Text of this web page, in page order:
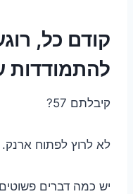
קודם כל,
להתמודדות
קיבלתם 57?
לא לרוץ לפתוח ארנק.
יש כמה דברים